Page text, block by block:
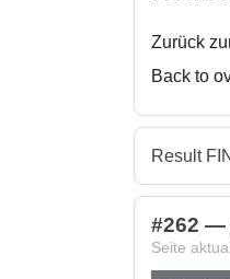
Zurück
Back to
Result
#262 —
Seite